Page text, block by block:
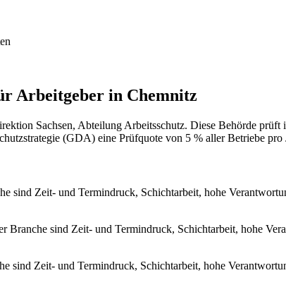
Arbeitgeber in Chemnitz
Sachsen, Abteilung Arbeitsschutz. Diese Behörde
(GDA) eine Prüfquote von 5 % aller Betriebe pro
sind Zeit- und Termindruck, Schichtarbeit, hohe
Branche sind Zeit- und Termindruck, Schichtarbeit, hohe
sind Zeit- und Termindruck, Schichtarbeit, hohe